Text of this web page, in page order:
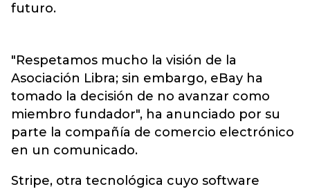
futuro.
"Respetamos mucho la visión de la
Asociación Libra; sin embargo, eBay ha
tomado la decisión de no avanzar como
miembro fundador", ha anunciado por su
parte la compañía de comercio electrónico
en un comunicado.
Stripe, otra tecnológica cuyo software